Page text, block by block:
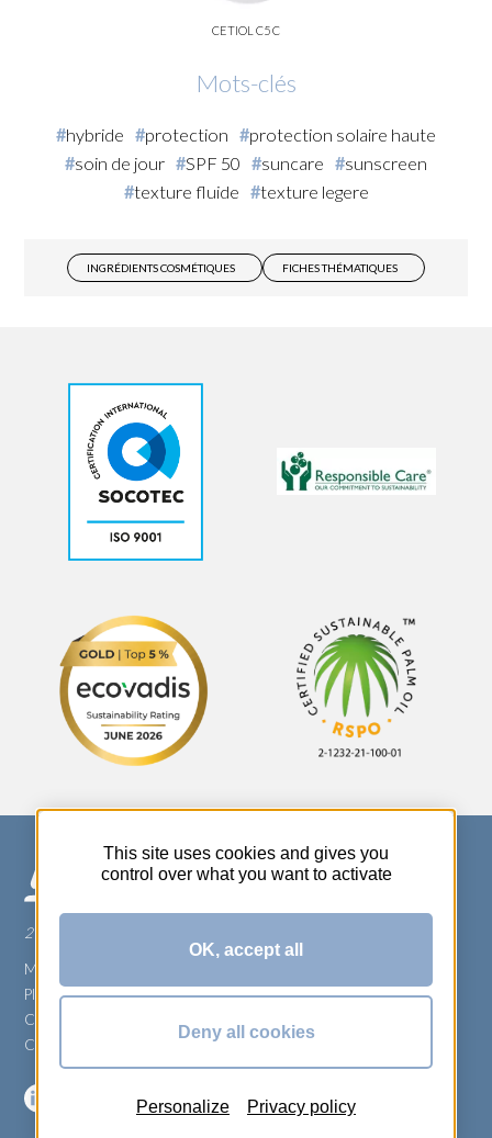
CETIOL C5 C
Mots-clés
hybride protection
protection solaire haute
soin de jour
SPF 50 suncare
sunscreen
texture fluide
texture legere
INGRÉDIENTS COSMÉTIQUES FICHES THÉMATIQUES
270 Rue Thérèse Planiol - 37310 TAUXIGNY
Mentions légales
Plan du site
Carrière
Conditions générales de vente
This site uses cookies and gives you
control over what you want to activate
OK, accept all
Deny all cookies
Personalize Privacy policy